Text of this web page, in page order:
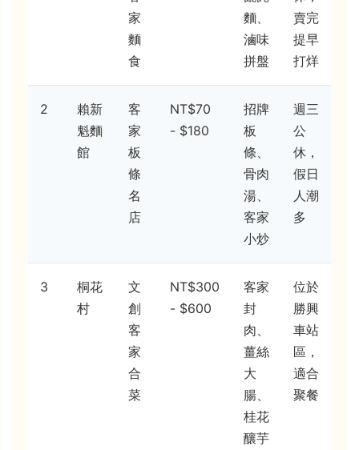
家
麵
食
麵、
滷味
拼盤
賣完
提早
打烊
2
賴新
魁麵
館
客
家
板
條
名
店
NT$70
- $180
招牌
板
條、
骨肉
湯、
客家
小炒
週三
公
休，
假日
人潮
多
3
桐花
村
文
創
客
家
合
菜
NT$300
- $600
客家
封
肉、
薑絲
大
腸、
桂花
釀芋
位於
勝興
車站
區，
適合
聚餐